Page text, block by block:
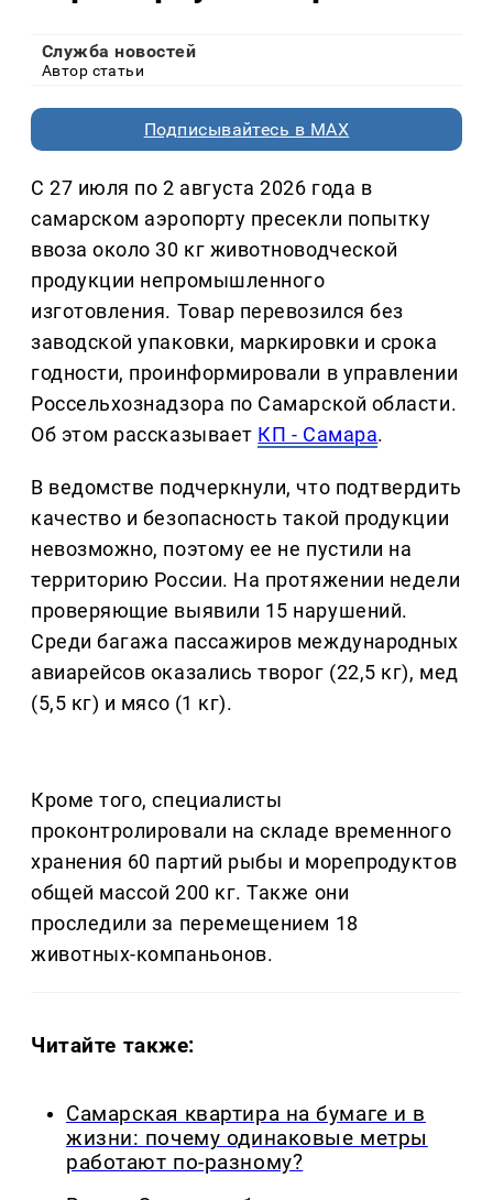
Служба новостей
Автор статьи
Подписывайтесь в MAX
С 27 июля по 2 августа 2026 года в
самарском аэропорту пресекли попытку
ввоза около 30 кг животноводческой
продукции непромышленного
изготовления. Товар перевозился без
заводской упаковки, маркировки и срока
годности, проинформировали в управлении
Россельхознадзора по Самарской области.
Об этом рассказывает КП - Самара.
В ведомстве подчеркнули, что подтвердить
качество и безопасность такой продукции
невозможно, поэтому ее не пустили на
территорию России. На протяжении недели
проверяющие выявили 15 нарушений.
Среди багажа пассажиров международных
авиарейсов оказались творог (22,5 кг), мед
(5,5 кг) и мясо (1 кг).
Кроме того, специалисты
проконтролировали на складе временного
хранения 60 партий рыбы и морепродуктов
общей массой 200 кг. Также они
проследили за перемещением 18
животных-компаньонов.
Читайте также:
Самарская квартира на бумаге и в
жизни: почему одинаковые метры
работают по-разному?